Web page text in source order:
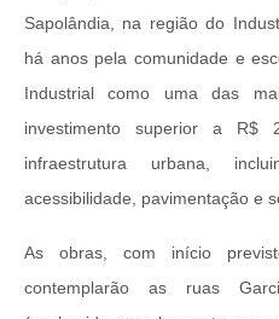
Sapolândia, na região do
há anos pela comunidade e
Industrial como uma das
investimento superior a R$
infraestrutura urbana,
acessibilidade, pavimentação e
As obras, com início
contemplarão as ruas